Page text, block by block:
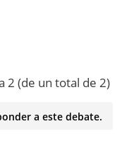
2 (de un total de 2)
a este debate.